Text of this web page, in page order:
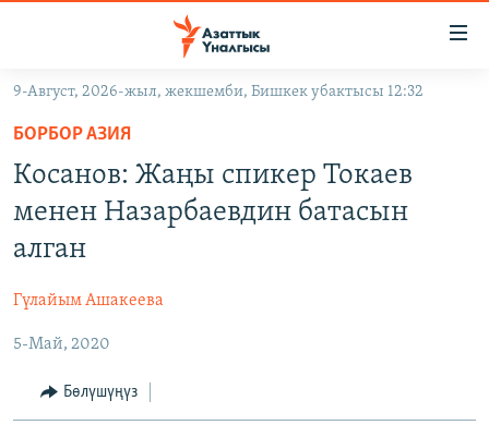
Навигацияга
өтүңүз
Издөөгө
салыңыз
ТВ ПРОГРАММАЛАР
БҮГҮН АЗАТТЫКТА
ЭКСПЕРТТЕР ТАЛДАЙТ
ПОДКАСТ
ӨЗГӨЧӨ ПИКИР
9-Август, 2026-жыл, жекшемби, Бишкек убактысы 12:32
БОРБОР АЗИЯ
Косанов: Жаңы спикер Токаев
менен Назарбаевдин батасын
алган
Гүлайым Ашакеева
5-Май, 2020
Бөлүшүңүз